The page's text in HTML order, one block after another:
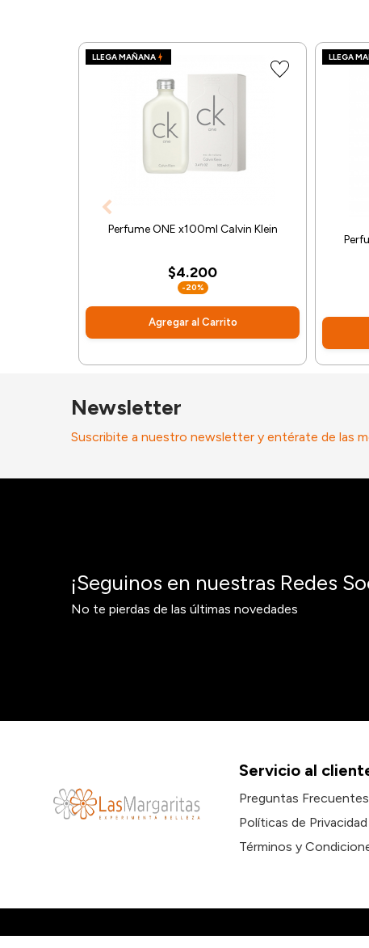
LLEGA MAÑANA
Perfume ONE x100ml Calvin Klein
$4.200
-20%
Agregar al Carrito
LLEGA
Newsletter
Suscribite a nuestro newsletter y entérate de las
¡Seguinos en nuestras Redes
No te pierdas de las últimas novedades
Servicio al
Preguntas Frecuentes
Políticas de Privacidad
Términos y